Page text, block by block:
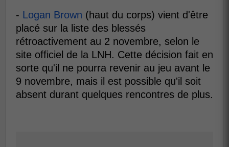
- Logan Brown (haut du corps) vient d'être
placé sur la liste des blessés
rétroactivement au 2 novembre, selon le
site officiel de la LNH. Cette décision fait en
sorte qu'il ne pourra revenir au jeu avant le
9 novembre, mais il est possible qu'il soit
absent durant quelques rencontres de plus.